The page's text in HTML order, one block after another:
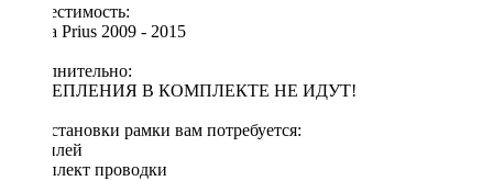
Совместимость:
Toyota Prius 2009 - 2015
Дополнительно:
[!] КРЕПЛЕНИЯ В КОМПЛЕКТЕ НЕ ИДУТ!
Для установки рамки вам потребуется:
◦ дисплей
◦ комплект проводки